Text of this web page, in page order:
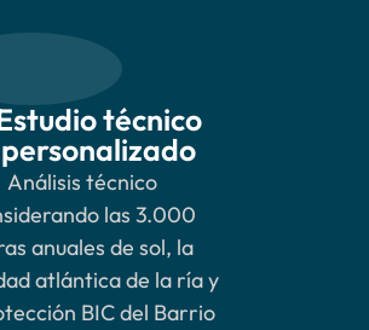
técnico
personalizado
Análisis técnico
las 3.000
anuales de sol, la
atlántica de la ría y
BIC del Barrio